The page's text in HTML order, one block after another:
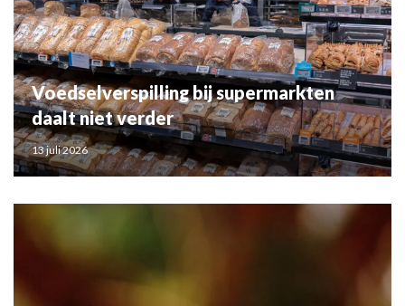
Voedselverspilling bij supermarkten
daalt niet verder
13 juli 2026